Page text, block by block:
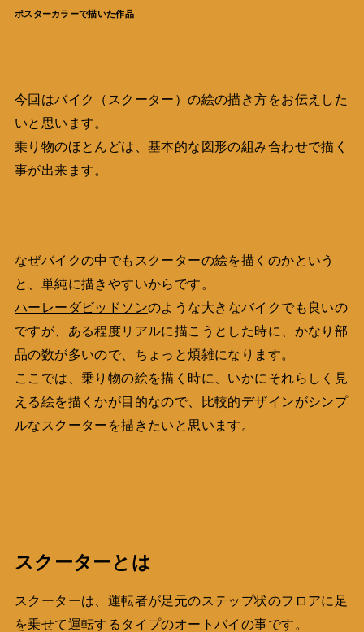
ポスターカラーで描いた作品
今回はバイク（スクーター）の絵の描き方をお伝えした
いと思います。
乗り物のほとんどは、基本的な図形の組み合わせで描く
事が出来ます。
なぜバイクの中でもスクーターの絵を描くのかという
と、単純に描きやすいからです。
ハーレーダビッドソンのような大きなバイクでも良いの
ですが、ある程度リアルに描こうとした時に、かなり部
品の数が多いので、ちょっと煩雑になります。
ここでは、乗り物の絵を描く時に、いかにそれらしく見
える絵を描くかが目的なので、比較的デザインがシンプ
ルなスクーターを描きたいと思います。
スクーターとは
スクーターは、運転者が足元のステップ状のフロアに足
を乗せて運転するタイプのオートバイの事です。